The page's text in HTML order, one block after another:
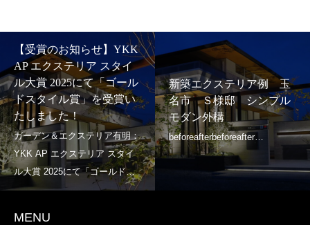
【受賞のお知らせ】YKK
AP エクステリア スタイ
ル大賞 2025にて「ゴール
ドスタイル賞」を受賞い
たしました！
新築エクステリア例 玉
名市 Ｓ様邸 シンプル
モダン外構
MENU